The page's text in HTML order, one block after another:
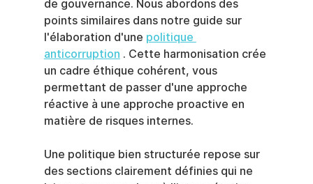
de gouvernance. Nous abordons des
points similaires dans notre guide sur
l'élaboration d'une politique
anticorruption . Cette harmonisation crée
un cadre éthique cohérent, vous
permettant de passer d'une approche
réactive à une approche proactive en
matière de risques internes.
Une politique bien structurée repose sur
des sections clairement définies qui ne